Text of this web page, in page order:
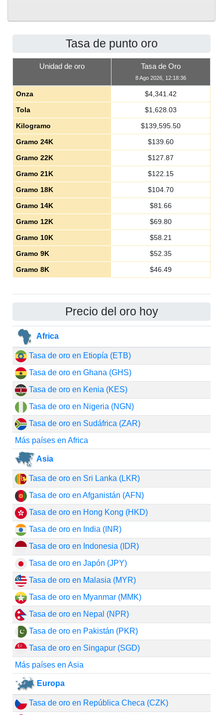
Tasa de punto oro
Unidad de oro Tasa de Oro
8 Ago 2026, 12:18:36
Onza $4,341.42
Tola
$1,628.03
Kilogramo
$139,595.50
Gramo 24K
$139.60
Gramo 22K
$127.87
Gramo 21K
$122.15
Gramo 18K
$104.70
Gramo 14K
$81.66
Gramo 12K
$69.80
Gramo 10K
$58.21
Gramo 9K
$52.35
Gramo 8K
$46.49
Precio del oro hoy
Africa
Tasa de oro en Etiopía (ETB)
Tasa de oro en Ghana (GHS)
Tasa de oro en Kenia (KES)
Tasa de oro en Nigeria (NGN)
Tasa de oro en Sudáfrica (ZAR)
Más países en Africa
Asia
Tasa de oro en Sri Lanka (LKR)
Tasa de oro en Afganistán (AFN)
Tasa de oro en Hong Kong (HKD)
Tasa de oro en India (INR)
Tasa de oro en Indonesia (IDR)
Tasa de oro en Japón (JPY)
Tasa de oro en Malasia (MYR)
Tasa de oro en Myanmar (MMK)
Tasa de oro en Nepal (NPR)
Tasa de oro en Pakistán (PKR)
Tasa de oro en Singapur (SGD)
Más países en Asia
Europa
Tasa de oro en República Checa (CZK)